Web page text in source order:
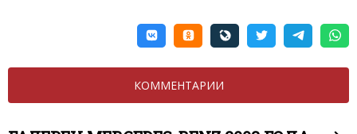
КОММЕНТАРИИ